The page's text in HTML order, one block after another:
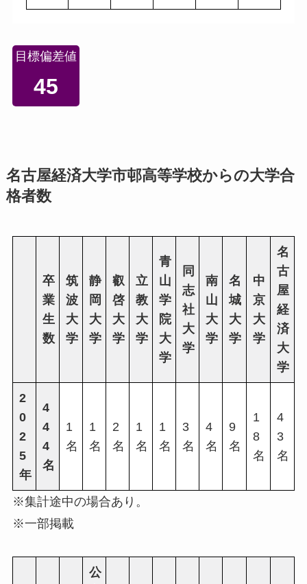
目標偏差値
45
名古屋経済大学市邨高等学校からの大学合
格者数
卒
業
生
数
筑
波
大
学
静
岡
大
学
叡
啓
大
学
立
教
大
学
青
山
学
院
大
学
同
志
社
大
学
南
山
大
学
名
城
大
学
中
京
大
学
名
古
屋
経
済
大
学
2
0
2
5
年
4
4
4
名
1
名
1
名
2
名
1
名
1
名
3
名
4
名
9
名
1
8
名
4
3
名
※集計途中の場合あり。
※一部掲載
公